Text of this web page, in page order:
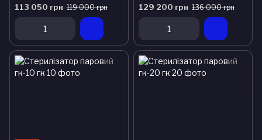
113 050 грн 119 000 грн
129 200 грн 136 000 грн